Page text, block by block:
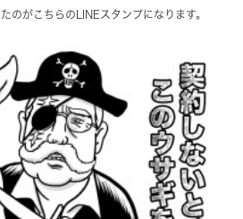
のがこちらのLINEスタンプになります。